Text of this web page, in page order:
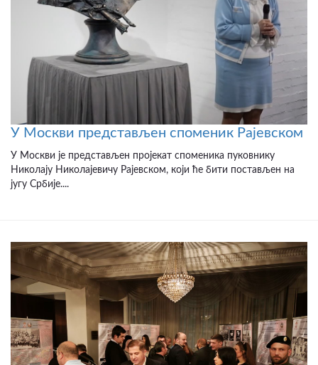
У Москви представљен споменик Рајевском
У Москви је представљен пројекат споменика пуковнику
Николају Николајевичу Рајевском, који ће бити постављен на
југу Србије....